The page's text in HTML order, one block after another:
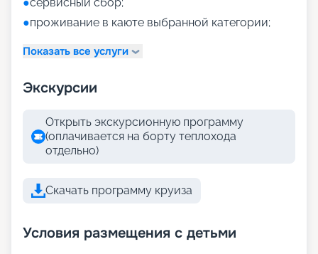
●проживание в каюте выбранной категории;
Показать все услуги
Экскурсии
Открыть экскурсионную программу
(оплачивается на борту теплохода
отдельно)
Скачать программу круиза
Условия размещения с детьми